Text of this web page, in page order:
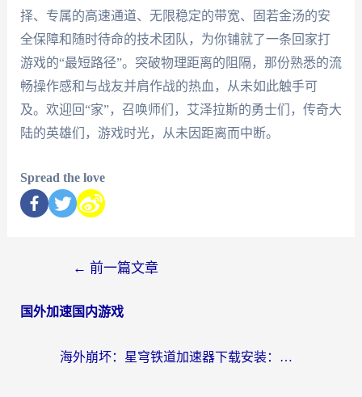
择、专属的高速通道、无限稳定的带宽、固若金汤的安
全保障和随时待命的技术团队，为你铺就了一条回家打
游戏的“最短路径”。突破物理距离的阻隔，那份熟悉的流
畅操作感和与战友并肩作战的热血，从未如此触手可
及。欢迎回“家”，召唤师们，艾泽拉斯的勇士们，传奇大
陆的英雄们，游戏时光，从未因距离而中断。
Spread the love
← 前一篇文章
国外加速国内游戏
海外崩坏：星穹铁道加速器下载安装：一份给游子的终极网络指南